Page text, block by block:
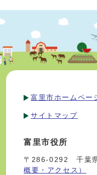
富里市ホームペー
サイトマップ
富里市役所
〒286-0292 千葉
概要・アクセス）